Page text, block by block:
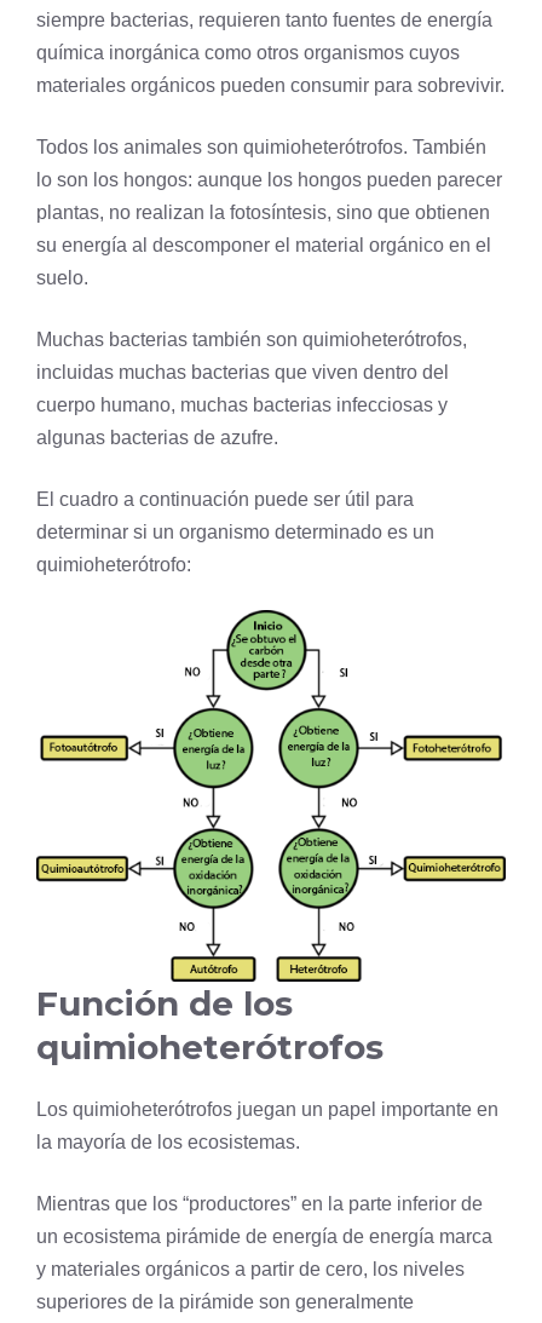
siempre bacterias, requieren tanto fuentes de energía
química inorgánica como otros organismos cuyos
materiales orgánicos pueden consumir para sobrevivir.
Todos los animales son quimioheterótrofos. También
lo son los hongos: aunque los hongos pueden parecer
plantas, no realizan la fotosíntesis, sino que obtienen
su energía al descomponer el material orgánico en el
suelo.
Muchas bacterias también son quimioheterótrofos,
incluidas muchas bacterias que viven dentro del
cuerpo humano, muchas bacterias infecciosas y
algunas bacterias de azufre.
El cuadro a continuación puede ser útil para
determinar si un organismo determinado es un
quimioheterótrofo:
Función de los
quimioheterótrofos
Los quimioheterótrofos juegan un papel importante en
la mayoría de los ecosistemas.
Mientras que los “productores” en la parte inferior de
un ecosistema pirámide de energía de energía marca
y materiales orgánicos a partir de cero, los niveles
superiores de la pirámide son generalmente